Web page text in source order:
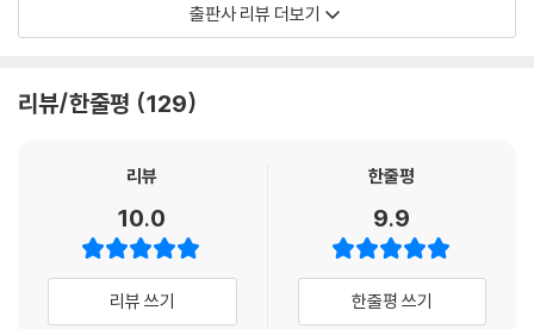
필히 숙지하고 있어야 할 필수 키워드를 강조하였으며, 대비되거나 비슷한
들어오도록 구성하였고, 특히 개념의 위계, 각 개념 간의 관계를 직관적으
로 이해할 수 있도록 정리하였습니다.
4. 찾아보기 수록
출판사 리뷰 더보기
리뷰/한줄평 129
리뷰
10.0
리뷰 쓰기
한줄평
9.9
한줄평 쓰기